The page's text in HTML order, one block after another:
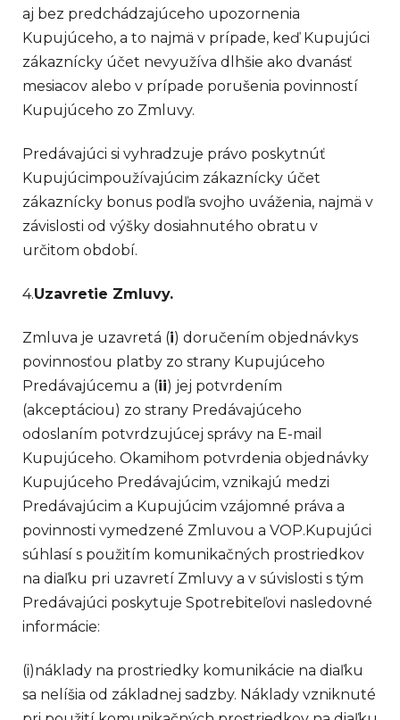
aj bez predchádzajúceho upozornenia
Kupujúceho, a to najmä v prípade, keď Kupujúci
zákaznícky účet nevyužíva dlhšie ako dvanásť
mesiacov alebo v prípade porušenia povinností
Kupujúceho zo Zmluvy.
Predávajúci si vyhradzuje právo poskytnúť
Kupujúcimpoužívajúcim zákaznícky účet
zákaznícky bonus podľa svojho uváženia, najmä v
závislosti od výšky dosiahnutého obratu v
určitom období.
4.Uzavretie Zmluvy.
Zmluva je uzavretá (i) doručením objednávkys
povinnosťou platby zo strany Kupujúceho
Predávajúcemu a (ii) jej potvrdením
(akceptáciou) zo strany Predávajúceho
odoslaním potvrdzujúcej správy na E-mail
Kupujúceho. Okamihom potvrdenia objednávky
Kupujúceho Predávajúcim, vznikajú medzi
Predávajúcim a Kupujúcim vzájomné práva a
povinnosti vymedzené Zmluvou a VOP.Kupujúci
súhlasí s použitím komunikačných prostriedkov
na diaľku pri uzavretí Zmluvy a v súvislosti s tým
Predávajúci poskytuje Spotrebiteľovi nasledovné
informácie:
(i)náklady na prostriedky komunikácie na diaľku
sa nelíšia od základnej sadzby. Náklady vzniknuté